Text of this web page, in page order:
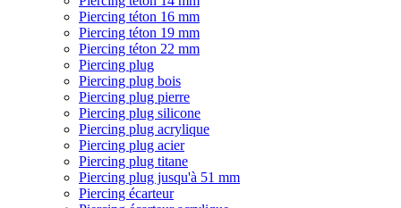
Piercing téton 16 mm
Piercing téton 19 mm
Piercing téton 22 mm
Piercing plug
Piercing plug bois
Piercing plug pierre
Piercing plug silicone
Piercing plug acrylique
Piercing plug acier
Piercing plug titane
Piercing plug jusqu'à 51 mm
Piercing écarteur